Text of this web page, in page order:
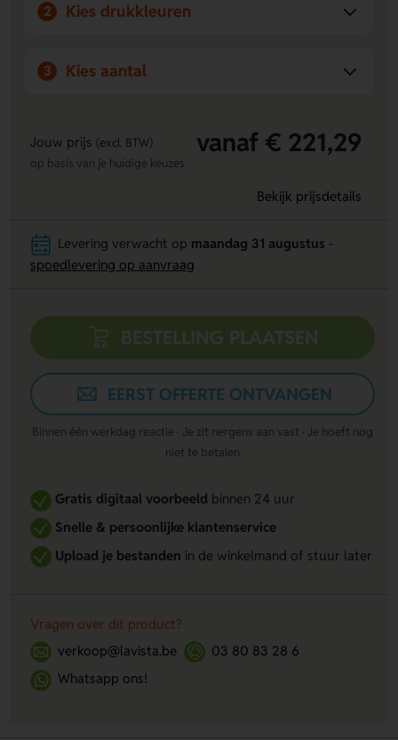
2 Kies drukkleuren
3 Kies aantal
Jouw prijs (excl. BTW) vanaf € 221,29
op basis van je huidige keuzes
Bekijk prijsdetails
Levering verwacht op maandag 31 augustus
spoedlevering op aanvraag
BESTELLING PLAATSEN
EERST OFFERTE ONTVANGEN
Binnen één werkdag reactie · Je zit nergens aan vast · Je hoeft nog
niet te betalen
Gratis digitaal voorbeeld binnen 24 uur
Snelle & persoonlijke klantenservice
Upload je bestanden in de winkelmand of stuur later
Vragen over dit product?
verkoop@lavista.be
03 80 83 28 6
Whatsapp ons!